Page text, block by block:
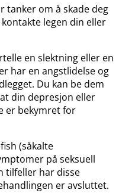
tanker om å skade deg
legen din eller
en slektning eller en
har en angstlidelse og
Du kan be dem
din depresjon eller
er bekymret for
(såkalte
på seksuell
tilfeller har disse
er avsluttet.